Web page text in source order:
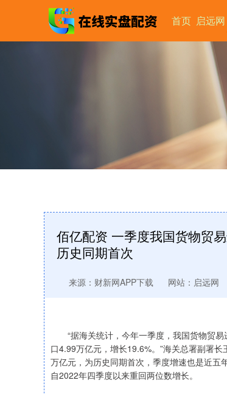
首页 启远网
佰亿配资 一季度我国货物贸
历史同期首次
来源：财新网APP下载 网站：启远网
“据海关统计，今年一季度，我国货物贸易
口4.99万亿元，增长19.6%。”海关总署副署
万亿元，为历史同期首次，季度增速也是近五
自2022年四季度以来重回两位数增长。